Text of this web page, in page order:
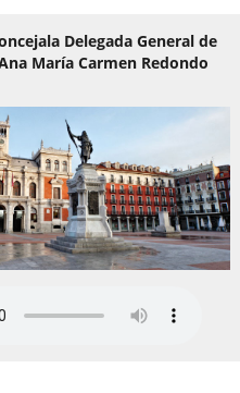
Delegada General de
María Carmen Redondo